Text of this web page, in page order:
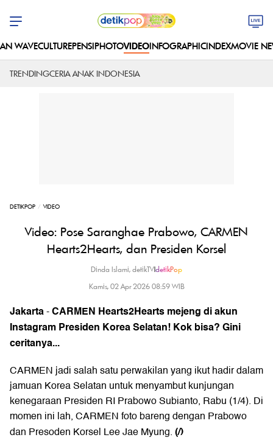
WAVECULTUREPENSIPHOTOVIDEOINFOGRAPHICINDEXMOVIE
TRENDINGCERIA ANAK INDONESIA
DETIKPOP VIDEO
Video: Pose Saranghae Prabowo, CARMEN
Hearts2Hearts, dan Presiden Korsel
Dinda Islami, detikTV|detikPop
Kamis, 02 Apr 2026 08:59 WIB
Jakarta-CARMEN Hearts2Hearts mejeng di akun
Instagram Presiden Korea Selatan! Kok bisa? Gini
ceritanya...
CARMEN jadi salah satu perwakilan yang ikut hadir dalam
jamuan Korea Selatan untuk menyambut kunjungan
kenegaraan Presiden RI Prabowo Subianto, Rabu (1/4). Di
momen ini lah, CARMEN foto bareng dengan Prabowo
dan Presoden Korsel Lee Jae Myung.(/)